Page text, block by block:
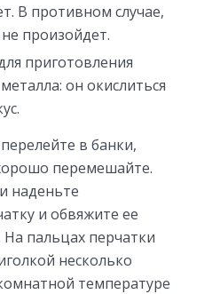
В противном случае,
произойдет.
приготовления
он окислиться
в банки,
перемешайте.
наденьте
и обвяжите ее
На пальцах перчатки
несколько
температуре